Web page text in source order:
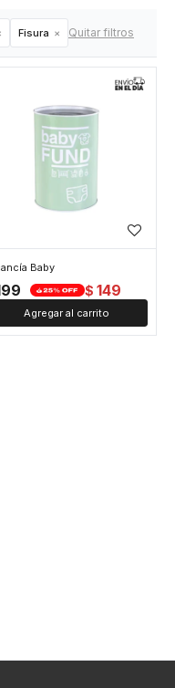
Fisura Quitar filtros
Baby
$ 149